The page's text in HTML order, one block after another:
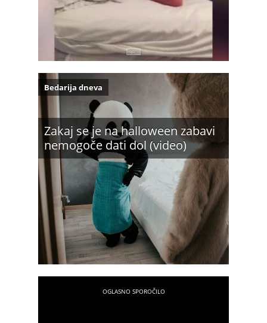
Zakaj se je na halloween zabavi
nemogoče dati dol (video)
Bedarija dneva